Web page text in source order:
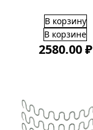
В корзину
В корзине
2580.00 ₽